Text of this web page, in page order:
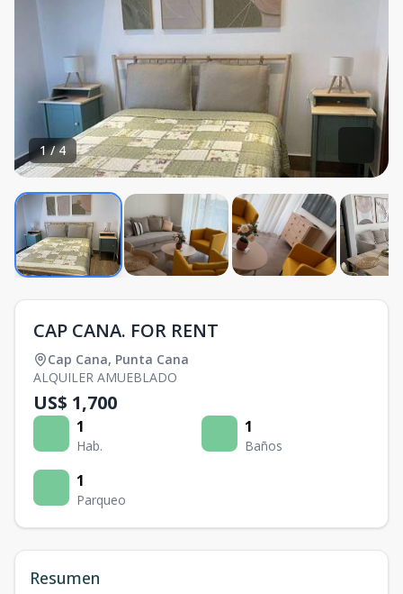
1/4
CAP CANA. FOR RENT
Cap Cana, Punta Cana
ALQUILER AMUEBLADO
US$ 1,700
1
Hab.
1
Baños
1
Parqueo
Resumen